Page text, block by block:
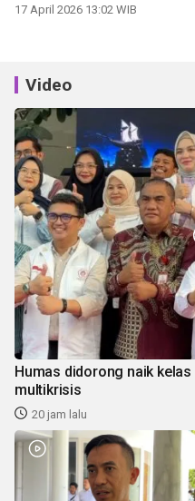
17 April 2026 13:02 WIB
Video
Humas didorong naik
multikrisis
20 jam lalu